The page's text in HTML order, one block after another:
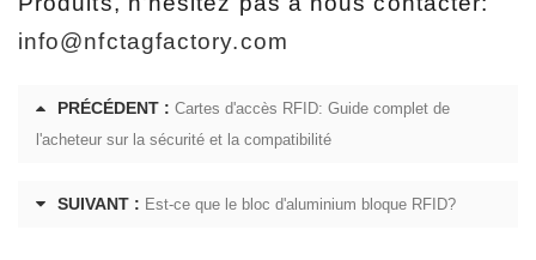
info@nfctagfactory.com
PRÉCÉDENT : Cartes d'accès RFID: Guide complet de
l'acheteur sur la sécurité et la compatibilité
SUIVANT : Est-ce que le bloc d'aluminium bloque RFID?